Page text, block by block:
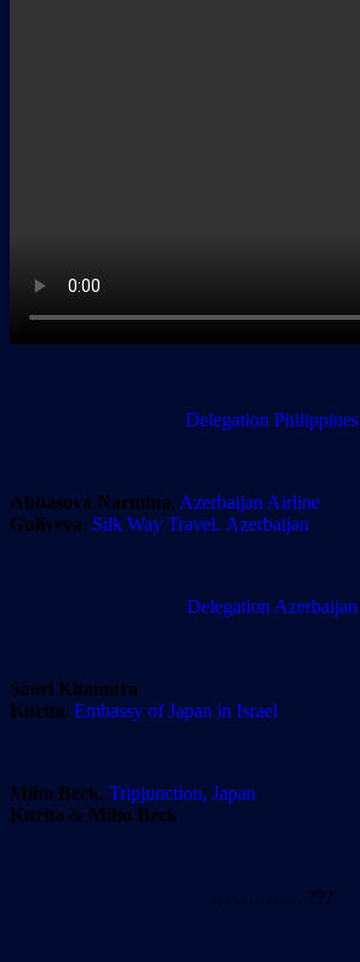
Delegation Philippines
Abbasova Narmina, Azerbaijan Airline
Guliyeva, Silk Way Travel, Azerbaijan
Delegation Azerbaijan
Saori Kitamura
Kurita, Embassy of Japan in Israel
Miho Beck, Tripjunction, Japan
Kurita & Miho Beck
… … … … ???